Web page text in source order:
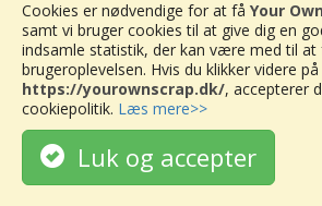
Cookies er nødvendige for at få Your
samt vi bruger cookies til at give dig en
indsamle statistik, der kan være med til at
brugeroplevelsen. Hvis du klikker videre på
https://yourownscrap.dk/, accepterer
cookiepolitik. Læs mere>>
Luk og accepter